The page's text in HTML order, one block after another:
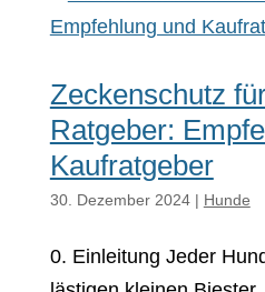
Zeckenschutz
Ratgeber:
Kaufratgeber
30. Dezember 2024| Hunde
0. Einleitung Jeder